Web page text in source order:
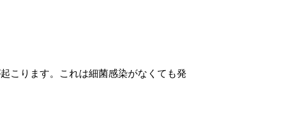
こります。これは細菌感染がなくても発